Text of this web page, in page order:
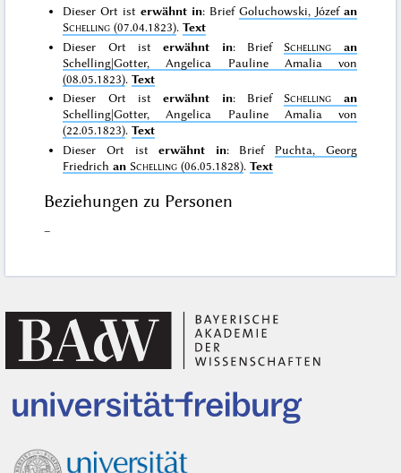
Dieser Ort isterwähnt in: Brief Goluchowski, Józef an
Schelling (07.04.1823).Text
Dieser Ort isterwähnt in: Brief Schelling
an
Schelling|Gotter, Angelica Pauline Amalia von
(08.05.1823).Text
Dieser Ort isterwähnt in: BriefSchelling
an
Schelling|Gotter, Angelica Pauline Amalia von
(22.05.1823).Text
Dieser Ort isterwähnt in: Brief Puchta, Georg
Friedrichan Schelling (06.05.1828).Text
Beziehungen zu Personen
–